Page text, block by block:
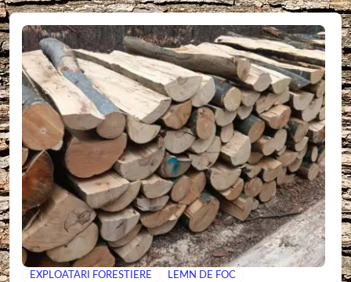
EXPLOATARI FORESTIERE
LEMN DE FOC